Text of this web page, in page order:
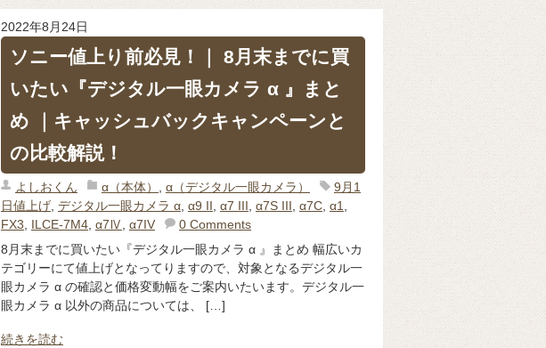
2022年8月24日
ソニー値上り前必見！｜ 8月末までに買
いたい『デジタル一眼カメラ α 』まと
め ｜キャッシュバックキャンペーンと
の比較解説！
よしおくん α（本体） , α（デジタル一眼カメラ）
9月1
日値上げ, デジタル一眼カメラ α, α9 II, α7 III, α7S III, α7C, α1,
FX3, ILCE-7M4, α7Ⅳ, α7IV
0 Comments
8月末までに買いたい『デジタル一眼カメラ α 』まとめ 幅広いカ
テゴリーにて値上げとなってりますので、対象となるデジタル一
眼カメラ α の確認と価格変動幅をご案内いたいます。デジタル一
眼カメラ α 以外の商品については、 […]
続きを読む